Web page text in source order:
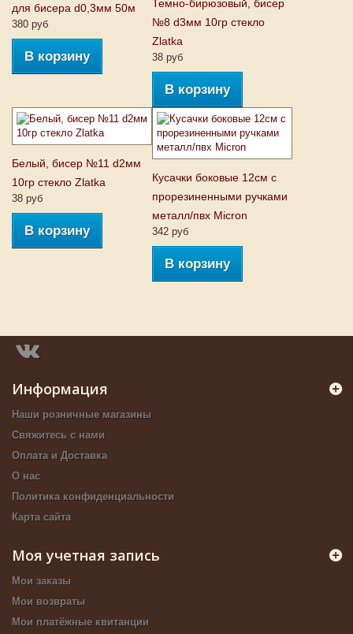
для бисера d0,3мм 50м
380 руб
В корзину
Темно-бирюзовый, бисер
№8 d3мм 10гр стекло
Zlatka
38 руб
В корзину
Белый, бисер №11 d2мм
10гр стекло Zlatka
38 руб
В корзину
Кусачки боковые 12см с
прорезиненными ручками
металл/пвх Micron
342 руб
В корзину
Информация
Наши розничные магазины
Свяжитесь с нами
Оплата и Доставка
О нас
Политика конфиденциальности
Карта сайта
Моя учетная запись
Мои заказы
Мои возвраты
Мои платёжные квитанции